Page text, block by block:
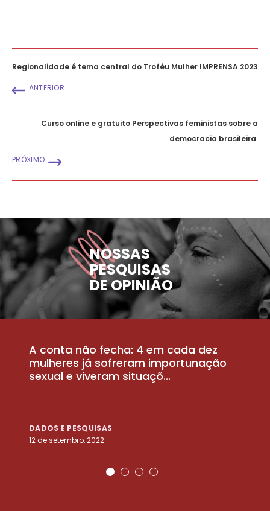
Regionalidade é tema central do Troféu Mulher IMPRENSA 2023
ANTERIOR
Curso online e gratuito Perspectivas feministas sobre a
democracia brasileira
PRÓXIMO
NOSSAS
PESQUISAS
DE OPINIÃO
A conta não fecha: 4 em cada dez
mulheres já sofreram importunação
sexual e viveram situaçõ...
DADOS E PESQUISAS
12 de setembro, 2022